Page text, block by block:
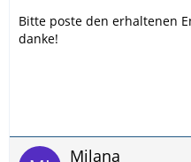
Bitte poste den erhaltenen
danke!
Milana